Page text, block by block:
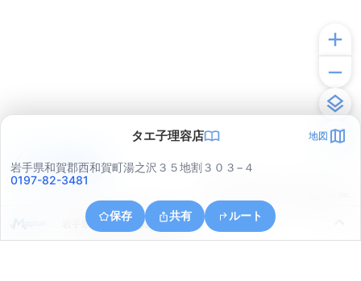
タエ子理容店 地図
岩手県和賀郡西和賀町湯之沢３５地割３０３−４
0197-82-3481
保存 共有 ルート
岩手県和賀郡西和賀町湯之沢
アプリで見る